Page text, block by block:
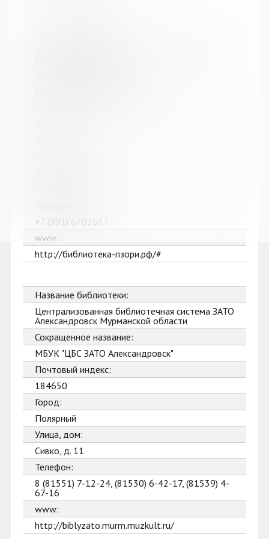
+7 (991) 6702687
www:
http://библиотека-пзори.рф/#
Название библиотеки:
Централизованная библиотечная система ЗАТО
Александровск Мурманской области
Сокращенное название:
МБУК "ЦБС ЗАТО Александровск"
Почтовый индекс:
184650
Город:
Полярный
Улица, дом:
Сивко, д. 11
Телефон:
8 (81551) 7-12-24, (81530) 6-42-17, (81539) 4-
67-16
www:
http://biblyzato.murm.muzkult.ru/